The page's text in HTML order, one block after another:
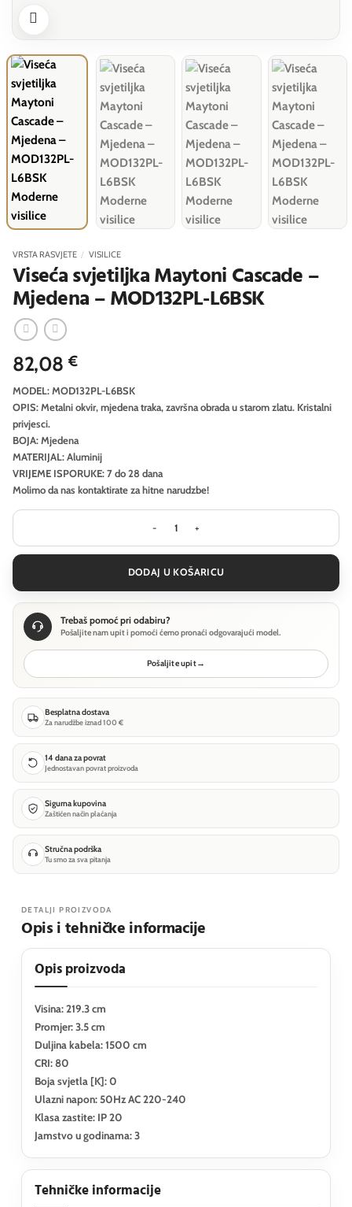
VRSTA RASVJETE / VISILICE
Viseća svjetiljka Maytoni Cascade –
Mjedena – MOD132PL-L6BSK
82,08 €
MODEL: MOD132PL-L6BSK
OPIS: Metalni okvir, mjedena traka, završna obrada u starom zlatu. Kristalni
privjesci.
BOJA: Mjedena
MATERIJAL: Aluminij
VRIJEME ISPORUKE: 7 do 28 dana
Molimo da nas kontaktirate za hitne narudzbe!
Viseća svjetiljka Maytoni Cascade -
DODAJ U KOŠARICU
Trebaš pomoć pri odabiru?
Pošaljite nam upit i pomoći ćemo pronaći odgovarajući model.
Pošaljite upit→
Besplatna dostava
Za narudžbe iznad 100 €
14 dana za povrat
Jednostavan povrat proizvoda
Sigurna kupovina
Zaštićen način plaćanja
Stručna podrška
Tu smo za sva pitanja
DETALJI PROIZVODA
Opis i tehničke informacije
Opis proizvoda
Visina: 219.3 cm
Promjer: 3.5 cm
Duljina kabela: 1500 cm
CRI: 80
Boja svjetla [K]: 0
Ulazni napon: 50Hz AC 220-240
Klasa zastite: IP 20
Jamstvo u godinama: 3
Tehničke informacije